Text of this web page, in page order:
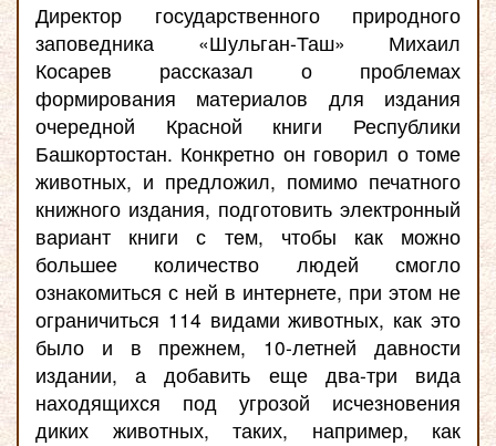
Директор государственного природного
заповедника «Шульган-Таш» Михаил
Косарев рассказал о проблемах
формирования материалов для издания
очередной Красной книги Республики
Башкортостан. Конкретно он говорил о томе
животных, и предложил, помимо печатного
книжного издания, подготовить электронный
вариант книги с тем, чтобы как можно
большее количество людей смогло
ознакомиться с ней в интернете, при этом не
ограничиться 114 видами животных, как это
было и в прежнем, 10-летней давности
издании, а добавить еще два-три вида
находящихся под угрозой исчезновения
диких животных, таких, например, как